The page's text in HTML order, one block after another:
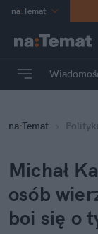
na:Temat
Poland
mama
Rozrywka
na:Temat
Michał
osób
boi się o